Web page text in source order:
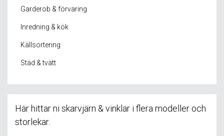
Garderob & förvaring
Inredning & kök
Källsortering
Städ & tvätt
Här hittar ni skarvjärn & vinklar i flera modeller och
storlekar.